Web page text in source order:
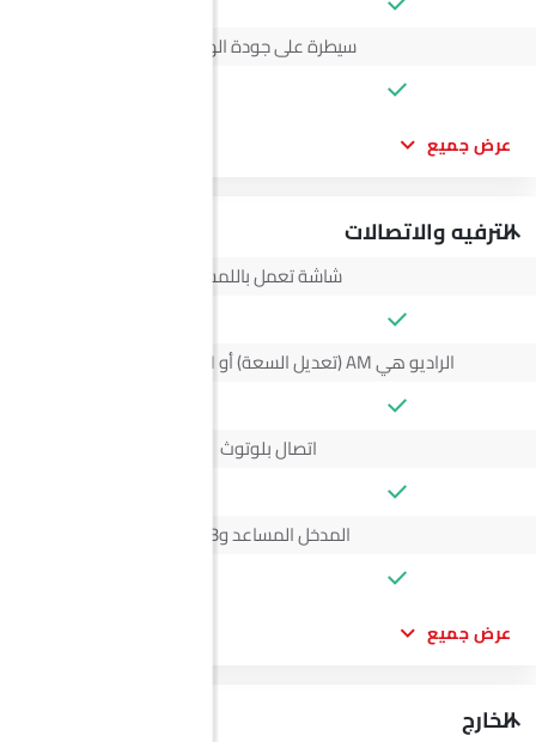
سيطرة على جودة الهواء
عرض جميع
الترفيه والاتصالات
شاشة تعمل باللمس
الراديو هي AM (تعديل السعة) أو FM (تضمين التردد)،
اتصال بلوتوث
المدخل المساعد وUSB
عرض جميع
الخارج